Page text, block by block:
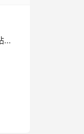
云建站/云站群/小程序